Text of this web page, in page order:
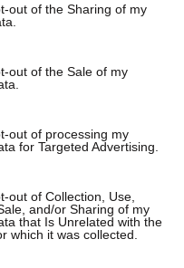
visit or usage behaviour. You
to Google and its third-
below specified purposes in
out of the Sharing of my
out of the Sale of my
out of processing my
for Targeted Advertising.
out of Collection, Use,
and/or Sharing of my
that Is Unrelated with the
which it was collected.
του
– Ισχυρές